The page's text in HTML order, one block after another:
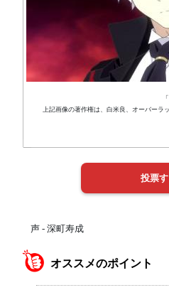
「
上記画像の著作権は、白米良、オーバーラ
声 - 深町寿成
オススメのポイント